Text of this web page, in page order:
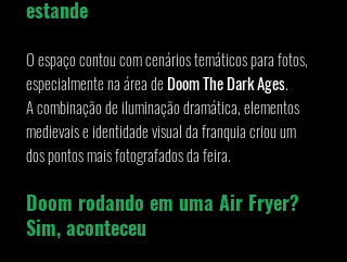
estande
O espaço contou com cenários temáticos para fotos,
especialmente na área de Doom The Dark Ages.
A combinação de iluminação dramática, elementos
medievais e identidade visual da franquia criou um
dos pontos mais fotografados da feira.
Doom rodando em uma Air Fryer?
Sim, aconteceu